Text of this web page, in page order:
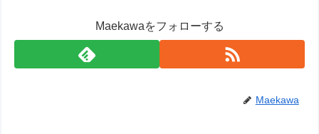
Maekawaをフォローする
Maekawa